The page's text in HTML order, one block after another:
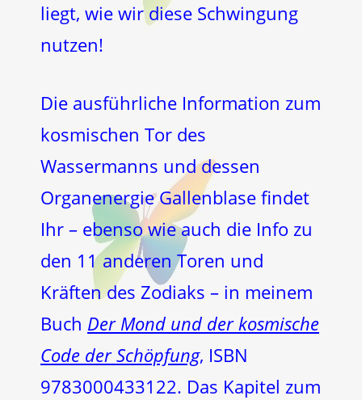
liegt, wie wir diese Schwingung
nutzen!
Die ausführliche Information zum
kosmischen Tor des
Wassermanns und dessen
Organenergie Gallenblase findet
Ihr – ebenso wie auch die Info zu
den 11 anderen Toren und
Kräften des Zodiaks – in meinem
Buch Der Mond und der kosmische
Code der Schöpfung, ISBN
9783000433122. Das Kapitel zum